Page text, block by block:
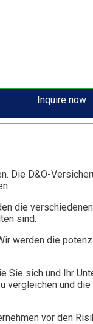
Inquire now
Die D&O-
die
sind.
werden die
sich und Ihr
vergleichen und
vor den